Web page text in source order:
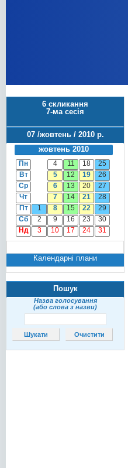
6 скликання
7-ма сесія
07 /жовтень / 2010 р.
жовтень 2010
Пн 4 11 18
25
Вт
5 12 19
26
Ср
6 13 20
27
Чт
7 14 21
28
Пт
1 8 15 22
29
Сб
2 9 16 23
30
Нд
3 10 17 24 31
Календарні плани
Пошук
Назва голосування
(або слова з назви)